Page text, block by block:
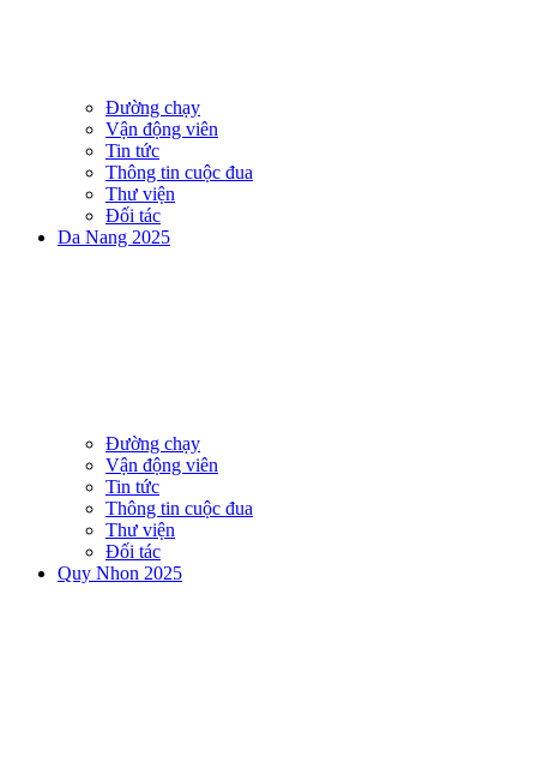
Đường chạy
Vận động viên
Tin tức
Thông tin cuộc đua
Thư viện
Đối tác
Da Nang 2025
Đường chạy
Vận động viên
Tin tức
Thông tin cuộc đua
Thư viện
Đối tác
Quy Nhon 2025